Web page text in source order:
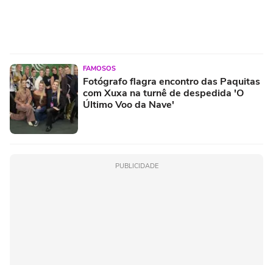
FAMOSOS
Fotógrafo flagra encontro das Paquitas
com Xuxa na turnê de despedida 'O
Último Voo da Nave'
PUBLICIDADE